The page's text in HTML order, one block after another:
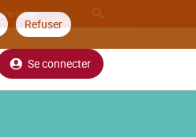
Refuser
Se connecter